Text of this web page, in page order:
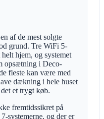
af de mest solgte
grund. Tre WiFi 5-
hjem, og systemet
opsætning i Deco-
fleste kan være med
dækning i hele huset
et trygt køb.
fremtidssikret på
systemerne, og der er